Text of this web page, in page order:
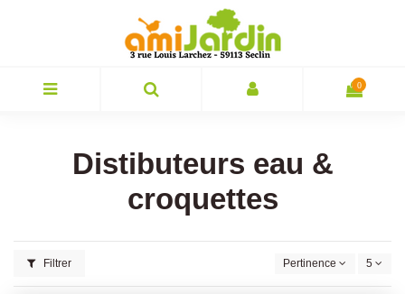
0
Distibuteurs eau &
croquettes
Filtrer Pertinence 5